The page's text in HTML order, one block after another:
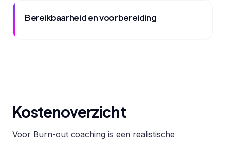
Bereikbaarheid en voorbereiding
Kostenoverzicht
Voor Burn-out coaching is een realistische